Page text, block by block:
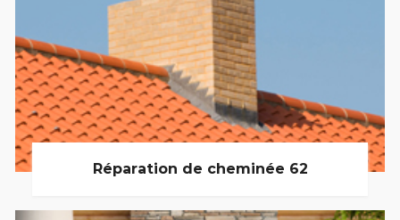
Réparation de cheminée 62